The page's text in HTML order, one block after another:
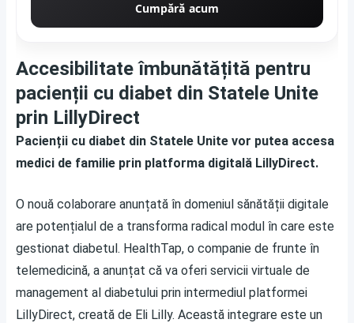
Cumpără acum
Accesibilitate îmbunătățită pentru
pacienții cu diabet din Statele Unite
prin LillyDirect
Pacienții cu diabet din Statele Unite vor putea accesa
medici de familie prin platforma digitală LillyDirect.
O nouă colaborare anunțată în domeniul sănătății digitale
are potențialul de a transforma radical modul în care este
gestionat diabetul. HealthTap, o companie de frunte în
telemedicină, a anunțat că va oferi servicii virtuale de
management al diabetului prin intermediul platformei
LillyDirect, creată de Eli Lilly. Această integrare este un